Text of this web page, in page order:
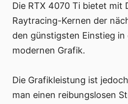
Die RTX 4070 Ti bietet mit
Raytracing-Kernen der
den günstigsten Einstieg in
modernen Grafik.
Die Grafikleistung ist
man einen reibungslosen